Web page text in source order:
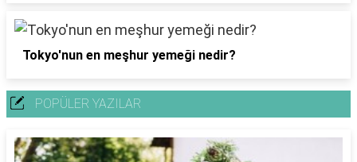
Tokyo'nun en meşhur yemeği nedir?
POPÜLER YAZILAR